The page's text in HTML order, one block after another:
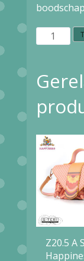
LOQI
aantal
Z20.5 A